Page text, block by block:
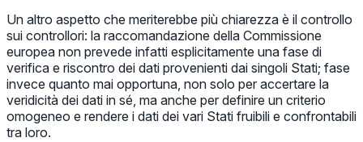
Un altro aspetto che meriterebbe più chiarezza è il controllo
sui controllori: la raccomandazione della Commissione
europea non prevede infatti esplicitamente una fase di
verifica e riscontro dei dati provenienti dai singoli Stati; fase
invece quanto mai opportuna, non solo per accertare la
veridicità dei dati in sé, ma anche per definire un criterio
omogeneo e rendere i dati dei vari Stati fruibili e confrontabili
tra loro.